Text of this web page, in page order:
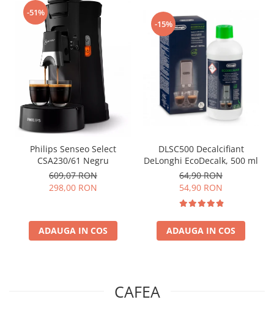
-51%
Philips Senseo Select
CSA230/61 Negru
609,07 RON
298,00 RON
ADAUGA IN COS
-15%
DLSC500 Decalcifiant
DeLonghi EcoDecalk, 500 ml
64,90 RON
54,90 RON
ADAUGA IN COS
CAFEA